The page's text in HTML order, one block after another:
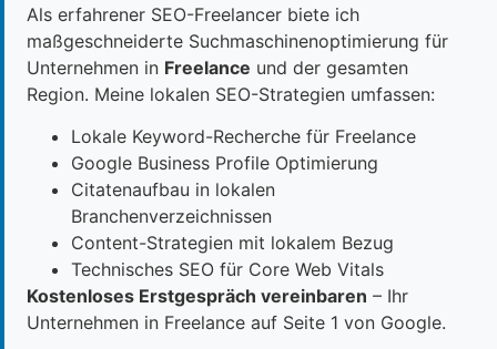
Als erfahrener SEO-Freelancer biete ich
maßgeschneiderte Suchmaschinenoptimierung für
Unternehmen in Freelance und der gesamten
Region. Meine lokalen SEO-Strategien umfassen:
Lokale Keyword-Recherche für Freelance
Google Business Profile Optimierung
Citatenaufbau in lokalen
Branchenverzeichnissen
Content-Strategien mit lokalem Bezug
Technisches SEO für Core Web Vitals
Kostenloses Erstgespräch vereinbaren – Ihr
Unternehmen in Freelance auf Seite 1 von Google.